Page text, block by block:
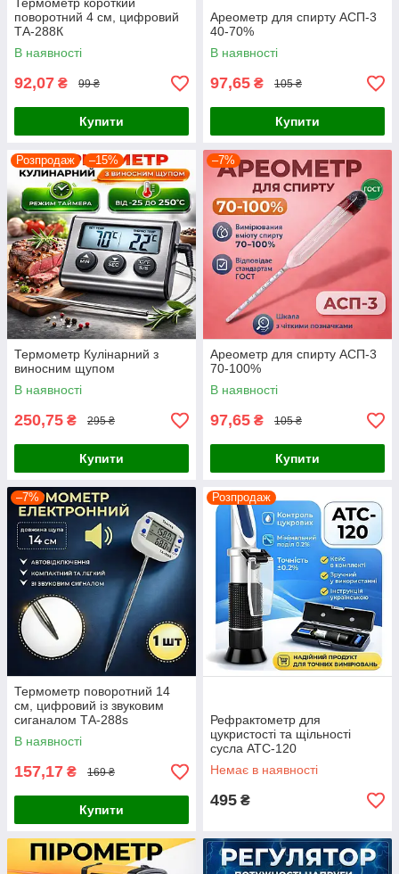
поворотний 4 см, цифровий
ТА-288К
В наявності
92,07 ₴ 99 ₴
Купити
Ареометр для спирту АСП-3
40-70%
В наявності
97,65 ₴ 105 ₴
Купити
Розпродаж –15%
Термометр Кулінарний з
виносним щупом
В наявності
250,75 ₴ 295 ₴
Купити
–7%
Ареометр для спирту АСП-3
70-100%
В наявності
97,65 ₴ 105 ₴
Купити
–7%
Термометр поворотний 14
см, цифровий із звуковим
сиганалом ТА-288s
В наявності
157,17 ₴ 169 ₴
Купити
Розпродаж
Рефрактометр для
цукристості та щільності
сусла ATC-120
Немає в наявності
495 ₴